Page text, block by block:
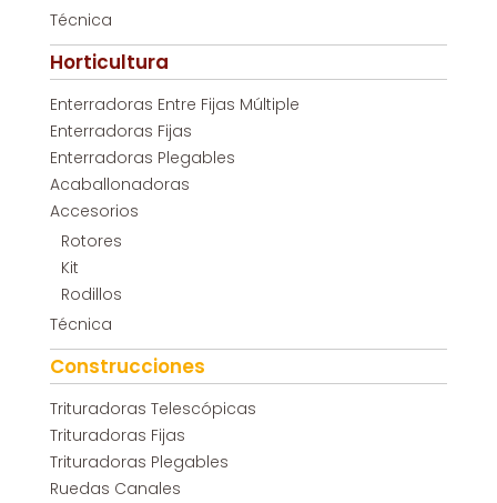
Técnica
Horticultura
Enterradoras Entre Fijas Múltiple
Enterradoras Fijas
Enterradoras Plegables
Acaballonadoras
Accesorios
Rotores
Kit
Rodillos
Técnica
Construcciones
Trituradoras Telescópicas
Trituradoras Fijas
Trituradoras Plegables
Ruedas Canales